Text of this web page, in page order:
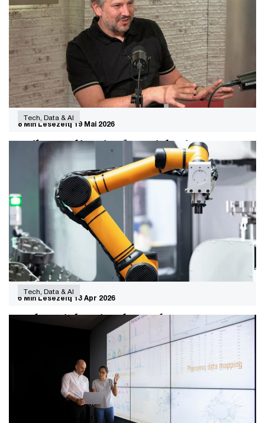
Viele Unternehmen haben noch keine Prozesse für den
Umgang mit KI-Risiken definiert. Genau das könnte den
breiten Einsatz von KI bremsen.
8 Min Lesezeit 19 Mai 2026
„Vibe Coding ist für mich ein
Kommunikationsmittel“
Malte Ubl, CTO des Cloud Anbieters Vercel erklärt,
warum KI-Agenten mit den langweiligen Aufgaben
anfangen sollten und wie Vibe Coding die Teamarbeit
verändert.
Tech, Data & AI
6 Min Lesezeit 13 Apr 2026
Industrial AI im deutschen
Maschinenbau
Der deutsche Maschinenbau steckt im
Produktivitätstief. Kann Industrial AI die
Wachstumswende bringen? Aktuelle PwC-Studien
zeigen konkrete Schritte in Richtung einer digitalen
Transformation in der industriellen Fertigung.
Tech, Data & AI